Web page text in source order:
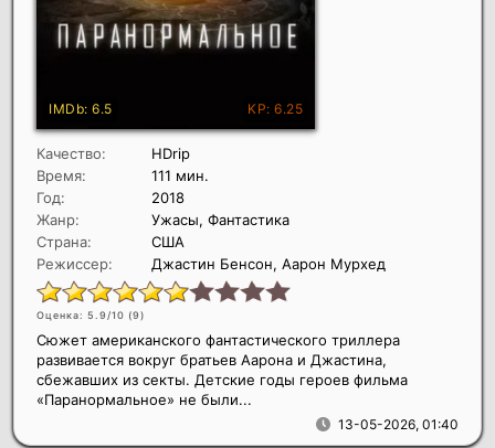
Качество:
HDrip
Время:
111 мин.
Год:
2018
Жанр:
Ужасы, Фантастика
Страна:
США
Режиссер:
Джастин Бенсон, Аарон Мурхед
Оценка: 5.9/10 (9)
13-05-2026, 01:40
Сюжет американского фантастического триллера
развивается вокруг братьев Аарона и Джастина,
сбежавших из секты. Детские годы героев фильма
«Паранормальное» не были...